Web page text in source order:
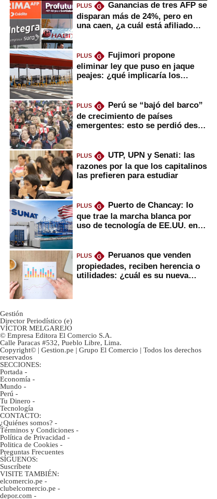
PLUS G
Ganancias de tres AFP se
disparan más de 24%, pero en
una caen, ¿a cuál está afiliado
PLUS G
Fujimori propone
eliminar ley que puso en jaque
peajes: ¿qué implicaría los
PLUS G
Perú se “bajó del barco”
de crecimiento de países
emergentes: esto se perdió desde
PLUS G
UTP, UPN y Senati: las
razones por la que los capitalinos
las prefieren para estudiar
PLUS G
Puerto de Chancay: lo
que trae la marcha blanca por
uso de tecnología de EE.UU. en
PLUS G
Peruanos que venden
propiedades, reciben herencia o
utilidades: ¿cuál es su nueva
Gestión
Director Periodístico (e)
VÍCTOR MELGAREJO
© Empresa Editora El Comercio S.A.
Calle Paracas #532, Pueblo Libre, Lima.
Copyright© | Gestion.pe | Grupo El Comercio | Todos los derechos
reservados
SECCIONES:
Portada -
Economía -
Mundo -
Perú -
Tu Dinero -
Tecnología
CONTACTO:
¿Quiénes somos? -
Términos y Condiciones -
Política de Privacidad -
Politica de Cookies -
Preguntas Frecuentes
SÍGUENOS:
Suscríbete
VISITE TAMBIÉN:
elcomercio.pe -
clubelcomercio.pe -
depor.com -